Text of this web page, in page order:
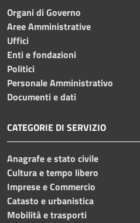
Organi di Governo
Aree Amministrative
Uffici
Enti e fondazioni
Politici
Personale Amministrativo
Documenti e dati
CATEGORIE DI SERVIZIO
Anagrafe e stato civile
Cultura e tempo libero
Imprese e Commercio
Catasto e urbanistica
Mobilità e trasporti